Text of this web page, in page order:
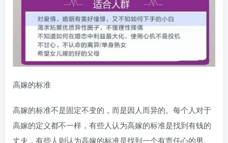
高嫁的标准
高嫁的标准不是固定不变的，而是因人而异的。每个人对于
高嫁的定义都不一样，有些人认为高嫁的标准是找到有钱的
丈夫，有些人则认为高嫁的标准是找到一个有责任心的男